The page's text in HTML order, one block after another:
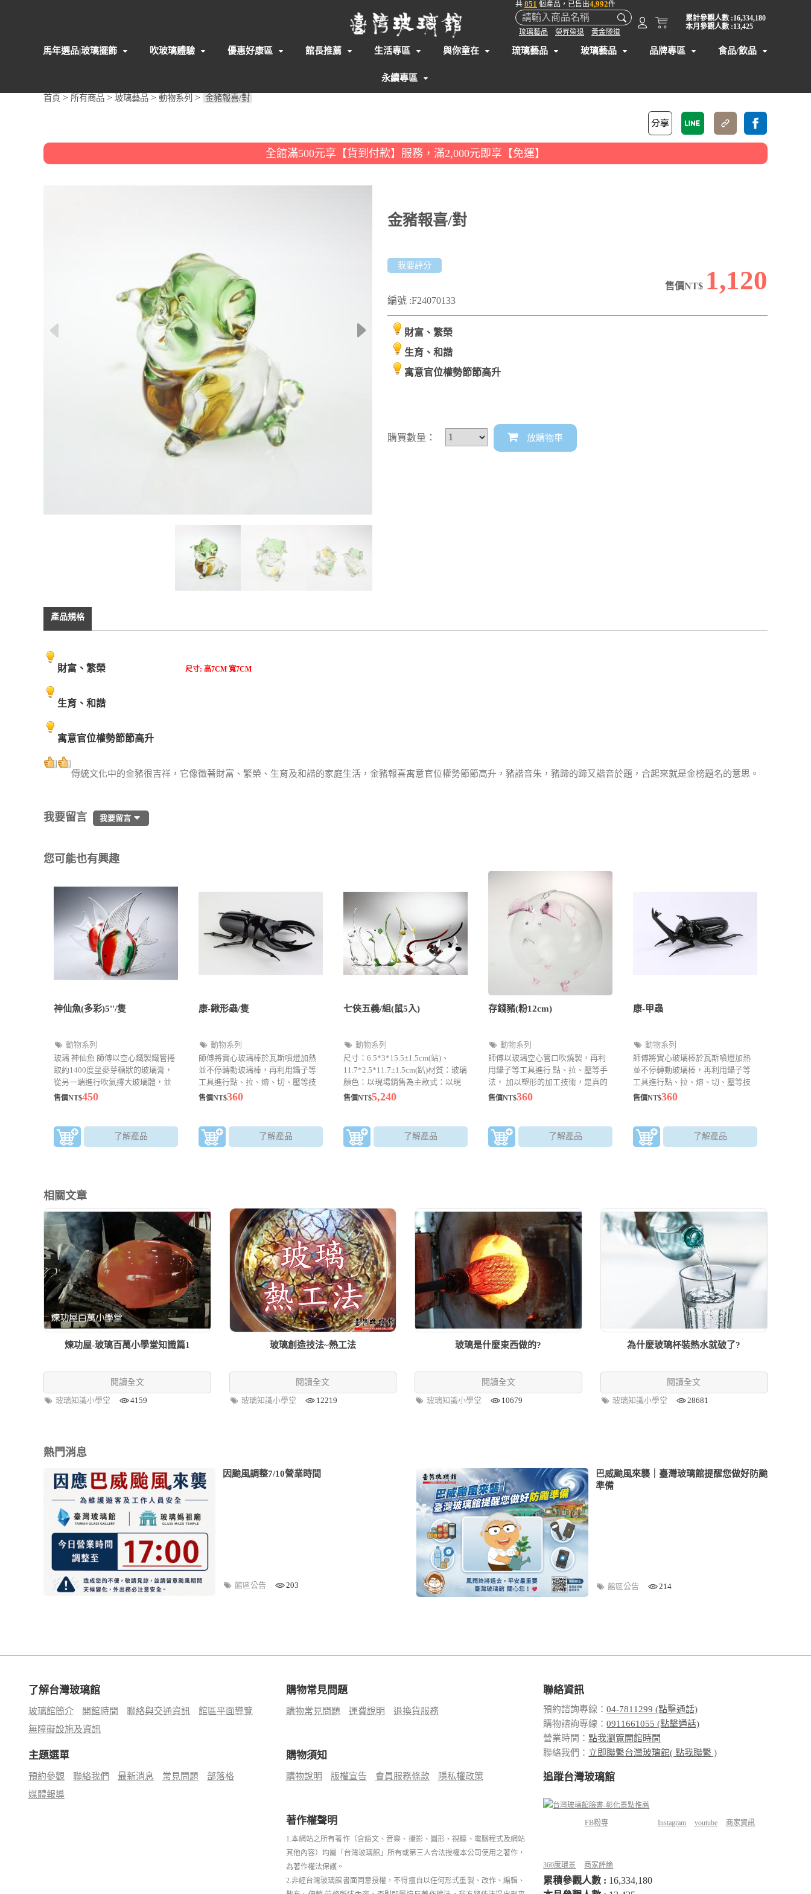
共 851 個產品，已售出4,992件
琉璃藝品 榮昇榮退 黃金隧道
累計參觀人數 :16,334,180
本月參觀人數 :13,425
馬年選品|玻璃擺飾 吹玻璃體驗 優惠好康區 館長推薦 生活專區 與你童在 琉璃藝品 玻璃藝品 品牌專區 食品/飲品
永續專區
首頁 > 所有商品 > 玻璃藝品 > 動物系列 > 金豬報喜/對
全館滿500元享【貨到付款】服務，滿2,000元即享【免運】
金豬報喜/對
我要評分
售價NT$ 1,120
編號 :F24070133
財富、繁榮
生育、和諧
寓意官位權勢節節高升
購買數量： 放購物車
產品規格
財富、繁榮 尺寸: 高7CM 寬7CM
生育、和諧
寓意官位權勢節節高升
傳統文化中的金豬很吉祥，它像徵著財富、繁榮、生育及和諧的家庭生活，金豬報喜寓意官位權勢節節高升，豬諧音朱，豬蹄的蹄又諧音於題，合起來就是金榜題名的意思。
我要留言 我要留言
您可能也有興趣
神仙魚(多彩)5''/隻
動物系列
玻璃 神仙魚 師傅以空心鐵製鐵管捲
取約1400度呈麥芽糖狀的玻璃膏，
從另一端進行吹氣撐大玻璃體，並
以鐵製器具加以塑形製作
售價NT$450
了解產品
康-鍬形蟲/隻
動物系列
師傅將實心玻璃棒於瓦斯噴燈加熱
並不停轉動玻璃棒，再利用鑷子等
工具進行點、拉、熔、切、壓等技
法來成型，可以製作精巧的玻璃藝
售價NT$360
了解產品
七俠五義/組(鼠5入)
動物系列
尺寸：6.5*3*15.5±1.5cm(站)、
11.7*2.5*11.7±1.5cm(趴)材質：玻璃
顏色：以現場銷售為主款式：以現
場銷售為主
售價NT$5,240
了解產品
存錢豬(粉12cm)
動物系列
師傅以玻璃空心管口吹燒製，再利
用鑷子等工具進行 點、拉、壓等手
法， 加以塑形的加工技術，是真的
可以放入錢幣的唷!!
售價NT$360
了解產品
康-甲蟲
動物系列
師傅將實心玻璃棒於瓦斯噴燈加熱
並不停轉動玻璃棒，再利用鑷子等
工具進行點、拉、熔、切、壓等技
法來成型，可以製作精巧的玻璃藝
售價NT$360
了解產品
相關文章
煉功屋-玻璃百萬小學堂知識篇1
閱讀全文
玻璃知識小學堂
4159
玻璃創造技法~熱工法
閱讀全文
玻璃知識小學堂
12219
玻璃是什麼東西做的?
閱讀全文
玻璃知識小學堂
10679
為什麼玻璃杯裝熱水就破了?
閱讀全文
玻璃知識小學堂
28681
熱門消息
因颱風調整7/10營業時間
館區公告 203
巴威颱風來襲｜臺灣玻璃館提醒您做好防颱
準備
館區公告 214
了解台灣玻璃館
玻璃館簡介 開館時間 聯絡與交通資訊
館區平面導覽
無障礙設施及資訊
主題選單
預約參觀 聯絡我們 最新消息 常見問題
部落格
媒體報導
購物常見問題
購物常見問題 運費說明 退換貨服務
購物須知
購物說明 版權宣告 會員服務條款 隱私權政策
著作權聲明
1.本網站之所有著作（含語文、音樂、攝影、圖形、視聽、電腦程式及網站
其他內容）均屬「台灣玻璃館」所有或第三人合法授權本公司使用之著作，
為著作權法保護。
2.非經台灣玻璃館書面同意授權，不得擅自以任何形式重製、改作、編輯、
聯絡資訊
預約諮詢專線：04-7811299 (點擊通話)
購物諮詢專線：0911661055 (點擊通話)
營業時間：點我瀏覽開館時間
聯絡我們： 立即聯繫台灣玻璃館( 點我聯繫 )
追蹤台灣玻璃館
FB粉專 Instagram youtube 商家資訊
360度環景 商家評論
累積參觀人數 : 16,334,180